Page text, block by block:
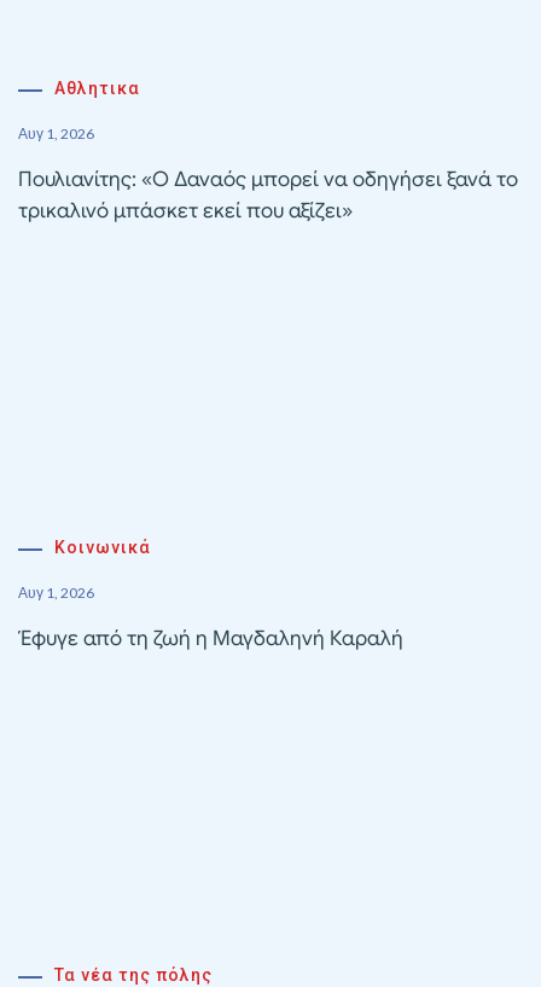
Αθλητικα
Αυγ 1, 2026
Πουλιανίτης: «Ο Δαναός μπορεί να οδηγήσει ξανά το
τρικαλινό μπάσκετ εκεί που αξίζει»
Κοινωνικά
Αυγ 1, 2026
Έφυγε από τη ζωή η Μαγδαληνή Καραλή
Τα νέα της πόλης